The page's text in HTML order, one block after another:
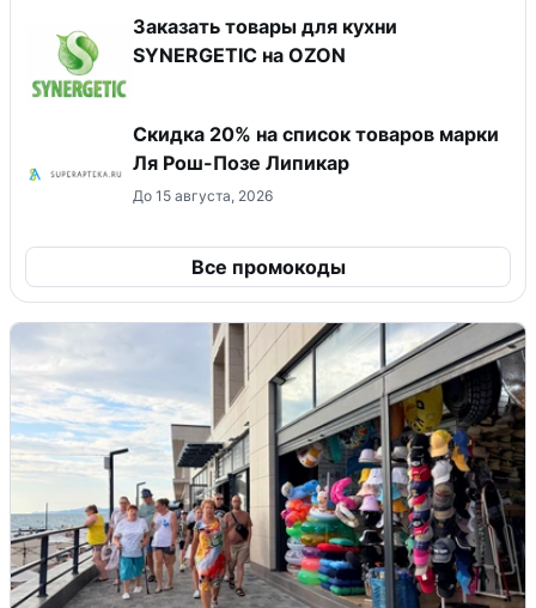
Заказать товары для кухни
SYNERGETIC на OZON
Скидка 20% на список товаров марки
Ля Рош-Позе Липикар
До 15 августа, 2026
Все промокоды